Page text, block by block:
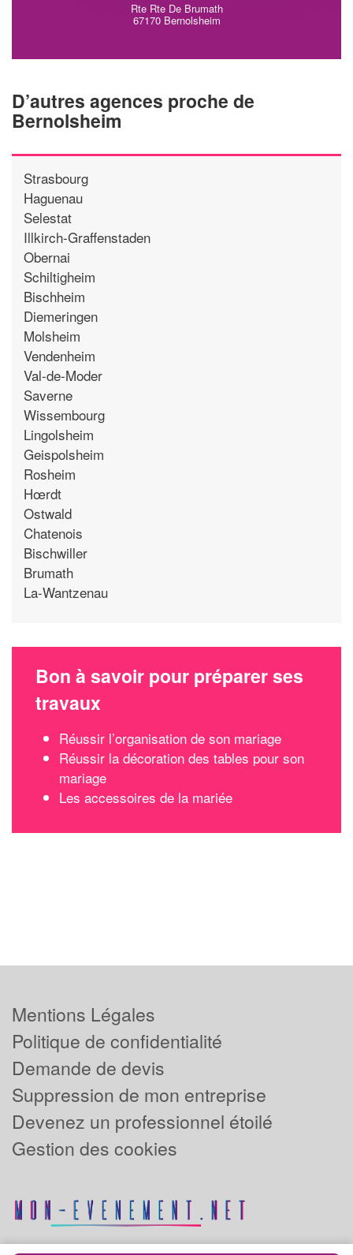
Rte Rte De Brumath
67170 Bernolsheim
D’autres agences proche de
Bernolsheim
Strasbourg
Haguenau
Selestat
Illkirch-Graffenstaden
Obernai
Schiltigheim
Bischheim
Diemeringen
Molsheim
Vendenheim
Val-de-Moder
Saverne
Wissembourg
Lingolsheim
Geispolsheim
Rosheim
Hœrdt
Ostwald
Chatenois
Bischwiller
Brumath
La-Wantzenau
Bon à savoir pour préparer ses
travaux
Réussir l’organisation de son mariage
Réussir la décoration des tables pour son
mariage
Les accessoires de la mariée
Mentions Légales
Politique de confidentialité
Demande de devis
Suppression de mon entreprise
Devenez un professionnel étoilé
Gestion des cookies